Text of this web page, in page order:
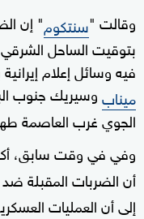
وقالت "سنتكوم
بتوقيت الساحل
فيه وسائل إعلام
مينابوسيريك جنوب
الجوي غرب العاصمة
وفي في وقت سابق،
أن الضربات المقبلة ضد
إلى أن العمليات